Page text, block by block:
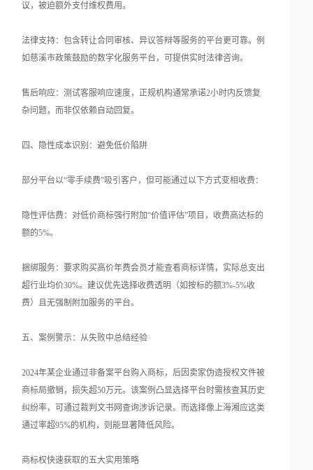
议，被迫额外支付维权费用。
法律支持：包含转让合同审核、异议答辩等服务的平台更可靠。例
如慈溪市政策鼓励的数字化服务平台，可提供实时法律咨询。
售后响应：测试客服响应速度，正规机构通常承诺2小时内反馈复
杂问题，而非仅依赖自动回复。
四、隐性成本识别：避免低价陷阱
部分平台以“零手续费”吸引客户，但可能通过以下方式变相收费：
隐性评估费：对低价商标强行附加“价值评估”项目，收费高达标的
额的5%。
捆绑服务：要求购买高价年费会员才能查看商标详情，实际总支出
超行业均价30%。建议优先选择收费透明（如按标的额3%-5%收
费）且无强制附加服务的平台。
五、案例警示：从失败中总结经验
2024年某企业通过非备案平台购入商标，后因卖家伪造授权文件被
商标局撤销，损失超50万元。该案例凸显选择平台时需核查其历史
纠纷率，可通过裁判文书网查询涉诉记录。而选择像上海湘应这类
通过率超95%的机构，则能显著降低风险。
商标权快速获取的五大实用策略